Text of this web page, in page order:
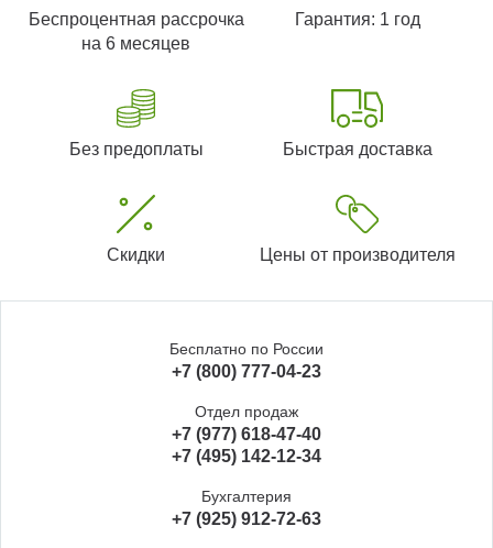
Беспроцентная рассрочка
на 6 месяцев
Гарантия: 1 год
Без предоплаты Быстрая доставка
Скидки Цены от производителя
Бесплатно по России
+7 (800) 777-04-23
Отдел продаж
+7 (977) 618-47-40
+7 (495) 142-12-34
Бухгалтерия
+7 (925) 912-72-63